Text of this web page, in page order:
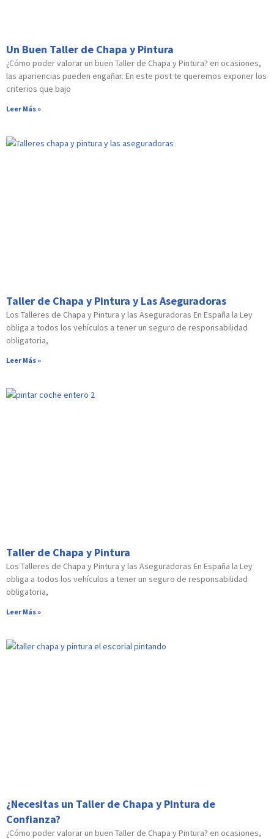
Un Buen Taller de Chapa y Pintura
¿Cómo poder valorar un buen Taller de Chapa y Pintura? en ocasiones,
las apariencias pueden engañar. En este post te queremos exponer los
criterios que bajo
Leer Más »
Taller de Chapa y Pintura y Las Aseguradoras
Los Talleres de Chapa y Pintura y las Aseguradoras En España la Ley
obliga a todos los vehículos a tener un seguro de responsabilidad
obligatoria,
Leer Más »
Taller de Chapa y Pintura
Los Talleres de Chapa y Pintura y las Aseguradoras En España la Ley
obliga a todos los vehículos a tener un seguro de responsabilidad
obligatoria,
Leer Más »
¿Necesitas un Taller de Chapa y Pintura de
Confianza?
¿Cómo poder valorar un buen Taller de Chapa y Pintura? en ocasiones,